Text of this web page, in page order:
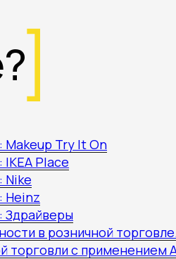
Makeup Try It On
Place
Nike
Heinz
Здрайверы
в розничной
с применением